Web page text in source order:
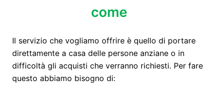
come
Il servizio che vogliamo offrire è quello di portare
direttamente a casa delle persone anziane o in
difficoltà gli acquisti che verranno richiesti. Per fare
questo abbiamo bisogno di: